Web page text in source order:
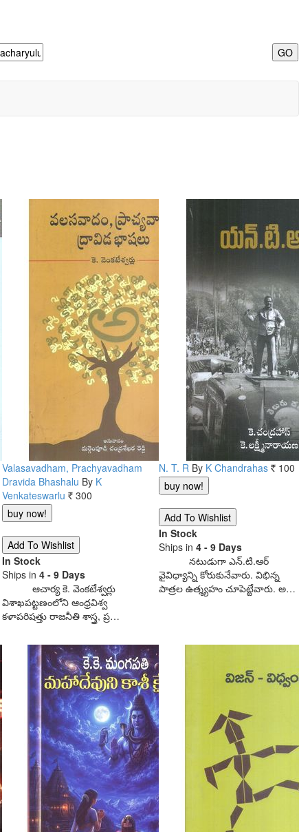
Valasavadham, Prachyavadham
Dravida Bhashalu By K
Venkateswarlu
Rs. 300
In Stock
Ships in 4 - 9 Days
ఆచార్య కె. వెంకటేశ్వర్లు
విశాఖపట్టణంలోని ఆంధ్రవిశ్వ
కళాపరిషత్తు రాజనీతి శాస్త్ర, ప్ర…
N. T. R By K Chandrahas Rs. 100
In Stock
Ships in 4 - 9 Days
నటుడుగా ఎన్.టి.ఆర్
వైవిధ్యాన్ని కోరుకునేవారు. విభిన్న
పాత్రల ఉత్శ్యహం చూపెట్టేవారు. అ…